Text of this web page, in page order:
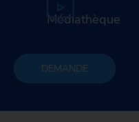
Médiathèque
DEMANDE